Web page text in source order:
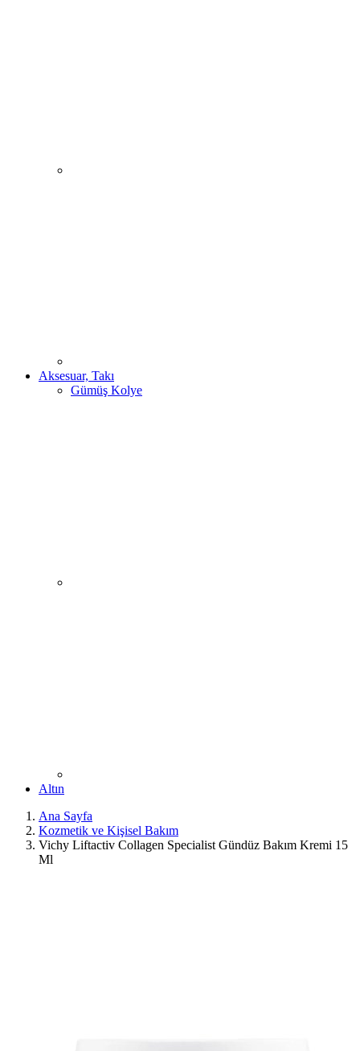
Aksesuar, Takı
Gümüş Kolye
Altın
Ana Sayfa
Kozmetik ve Kişisel Bakım
Vichy Liftactiv Collagen Specialist Gündüz Bakım Kremi 15
Ml